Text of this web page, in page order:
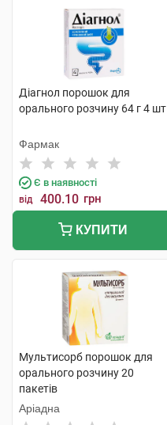
Діагнол порошок для
орального розчину 64 г 4 шт
Фармак
Є в наявності
від 400.10 грн
КУПИТИ
Мультисорб порошок для
орального розчину 20
пакетів
Аріадна